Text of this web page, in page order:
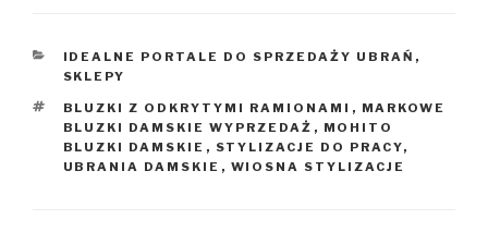
KATEGORIE
IDEALNE PORTALE DO SPRZEDAŻY UBRAŃ ,
SKLEPY
TAGI
BLUZKI Z ODKRYTYMI RAMIONAMI , MARKOWE
BLUZKI DAMSKIE WYPRZEDAŻ , MOHITO
BLUZKI DAMSKIE , STYLIZACJE DO PRACY,
UBRANIA DAMSKIE , WIOSNA STYLIZACJE